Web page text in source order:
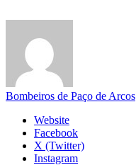
Bombeiros de Paço de Arcos
Website
Facebook
X (Twitter)
Instagram